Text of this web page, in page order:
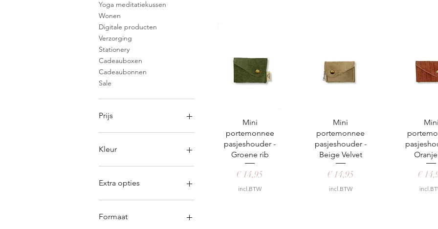
Yoga meditatiekussen
Wonen
Digitale producten
Verzorging
Stationery
Cadeauboxen
Cadeaubonnen
Sale
Prijs
€ 1
Kleur
Extra opties
Handgeschreven kaartje
Handgeschreven kaartje &
Formaat
Snel overzicht
Mini
portemonnee
pasjeshouder -
Groene rib
Prijs
€ 14,95
incl.BTW
Snel overzicht
Mini
portemonnee
pasjeshouder -
Beige Velvet
Prijs
€ 14,95
incl.BTW
SnelMini
Prijs
€